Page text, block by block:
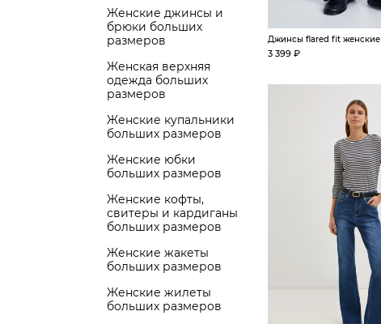
Женские джинсы и
брюки больших
размеров
Женская верхняя
одежда больших
размеров
Женские купальники
больших размеров
Женские юбки
больших размеров
Женские кофты,
свитеры и кардиганы
больших размеров
Женские жакеты
больших размеров
Женские жилеты
больших размеров
Джинсы flared fit женские
3 399 ₽